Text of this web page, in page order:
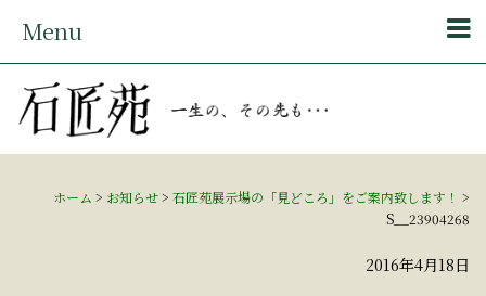
Menu
ホーム > お知らせ> 石匠苑展示場の「見どころ」をご案内致します！ >
S__23904268
2016年4月18日